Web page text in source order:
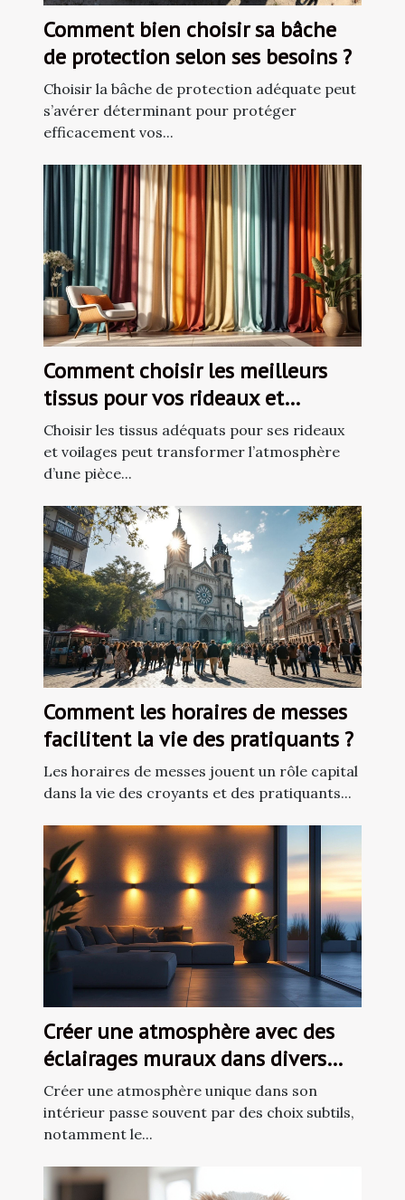
Comment bien choisir sa bâche
de protection selon ses besoins ?
Choisir la bâche de protection adéquate peut
s’avérer déterminant pour protéger
efficacement vos...
Comment choisir les meilleurs
tissus pour vos rideaux et
voilages ?
Choisir les tissus adéquats pour ses rideaux
et voilages peut transformer l’atmosphère
d’une pièce...
Comment les horaires de messes
facilitent la vie des pratiquants ?
Les horaires de messes jouent un rôle capital
dans la vie des croyants et des pratiquants...
Créer une atmosphère avec des
éclairages muraux dans divers
espaces de vie
Créer une atmosphère unique dans son
intérieur passe souvent par des choix subtils,
notamment le...